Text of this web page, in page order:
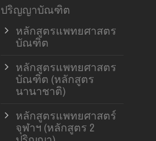
ปริญญาบัณฑิต
หลักสูตรแพทยศาสตร
บัณฑิต
หลักสูตรแพทยศาสตร
บัณฑิต (หลักสูตร
นานาชาติ)
หลักสูตรแพทยศาสตร์
จุฬาฯ (หลักสูตร 2